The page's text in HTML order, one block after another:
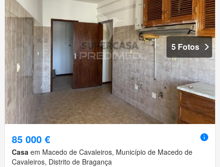
5 Fotos
85 000 €
Casa em Macedo de Cavaleiros, Município de Macedo de
Cavaleiros, Distrito de Bragança